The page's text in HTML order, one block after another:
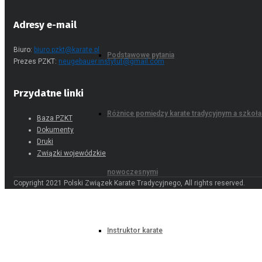
Podstawowe pytania
Różnice pomiędzy karate tradycyjnym a
nowoczesnymi
Instruktor karate
Adresy e-mail
Biuro: biuro.pzkt@karate.pl
Prezes PZKT: neugebauer.instytut@gmail.com
Przydatne linki
Baza PZKT
Dokumenty
Druki
Związki wojewódzkie
Copyright 2021 Polski Związek Karate Tradycyjnego, All rights reserved.